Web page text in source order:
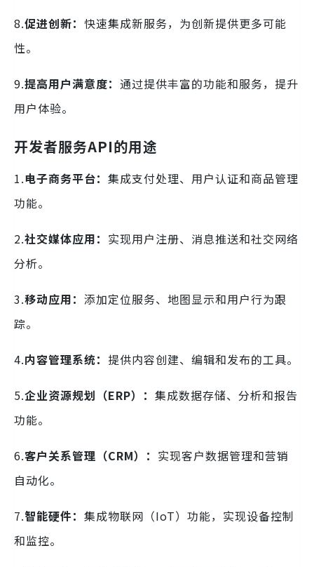
8.促进创新： 快速集成新服务，为创新提供更多可能
性。
9.提高用户满意度： 通过提供丰富的功能和服务，提升
用户体验。
开发者服务API的用途
1.电子商务平台： 集成支付处理、用户认证和商品管理
功能。
2.社交媒体应用： 实现用户注册、消息推送和社交网络
分析。
3.移动应用： 添加定位服务、地图显示和用户行为跟
踪。
4.内容管理系统： 提供内容创建、编辑和发布的工具。
5.企业资源规划（ERP）： 集成数据存储、分析和报告
功能。
6.客户关系管理（CRM）： 实现客户数据管理和营销
自动化。
7.智能硬件： 集成物联网（IoT）功能，实现设备控制
和监控。